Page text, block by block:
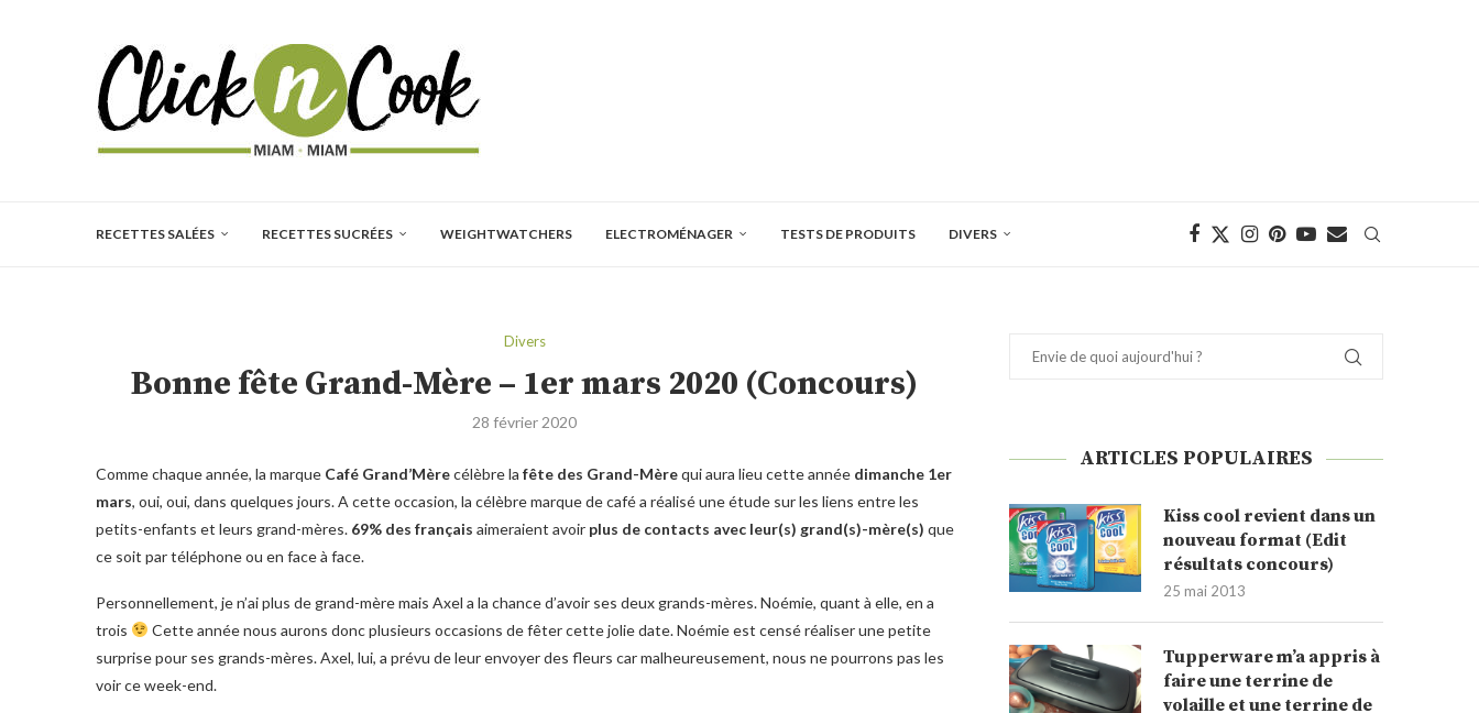
RECETTES SALÉES RECETTES SUCRÉES WEIGHTWATCHERS ELECTROMÉNAGER TESTS DE PRODUITS DIVERS
Divers
Bonne fête Grand-Mère – 1er mars 2020 (Concours)
28 février 2020
Comme chaque année, la marque Café Grand’Mèrecélèbre la fête des Grand-Mèrequi aura lieu cette année dimanche 1er
mars, oui, oui, dans quelques jours. A cette occasion, la célèbre marque de café a réalisé une étude sur les liens entre les
petits-enfants et leurs grand-mères. 69% des français aimeraient avoir plus de contacts avec leur(s) grand(s)-mère(s) que
ce soit par téléphone ou en face à face.
Personnellement, je n’ai plus de grand-mère mais Axel a la chance d’avoir ses deux grands-mères. Noémie, quant à elle, en a
trois
Cette année nous aurons donc plusieurs occasions de fêter cette jolie date. Noémie est censé réaliser une petite
surprise pour ses grands-mères. Axel, lui, a prévu de leur envoyer des fleurs car malheureusement, nous ne pourrons pas les
voir ce week-end.
ARTICLES POPULAIRES
Kiss cool revient dans un
nouveau format (Edit
résultats concours)
25 mai 2013
Tupperware m’a appris à
faire une terrine de
volaille et une terrine de